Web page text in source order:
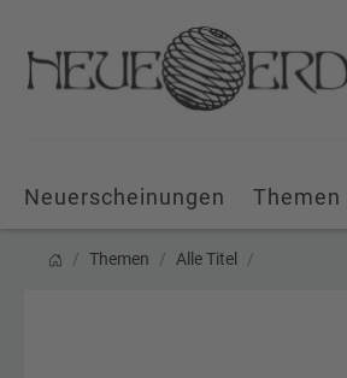
Neuerscheinungen Themen
Themen Alle Titel